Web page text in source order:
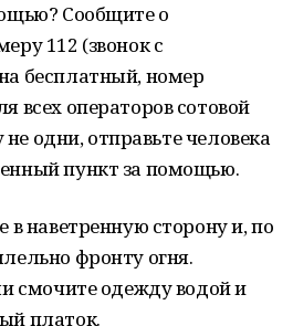
Сообщите о
112 (звонок с
бесплатный, номер
всех операторов сотовой
не одни, отправьте человека
пункт за помощью.
в наветренную сторону и, по
фронту огня.
смочите одежду водой и
платок.